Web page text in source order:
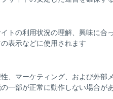
トの利用状況の理解、興味に合
表示などに使用されます
、マーケティング、および外部
一部が正常に動作しない場合が